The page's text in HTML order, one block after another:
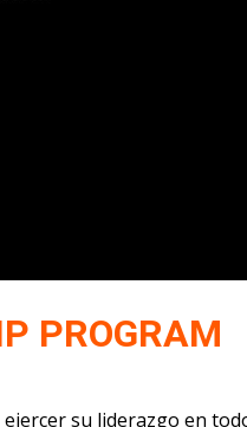
PROGRAM
su liderazgo en